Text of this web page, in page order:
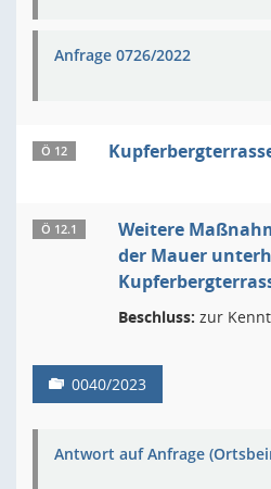
Anfrage 0726/2022
Ö 12
Ö 12.1
Weitere
der Mauer
Beschluss: zur
0040/2023
Antwort auf Anfrage